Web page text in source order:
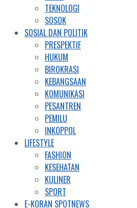
TEKNOLOGI
SOSOK
SOSIAL DAN POLITIK
PRESPEKTIF
HUKUM
BIROKRASI
KEBANGSAAN
KOMUNIKASI
PESANTREN
PEMILU
INKOPPOL
LIFESTYLE
FASHION
KESEHATAN
KULINER
SPORT
E-KORAN SPOTNEWS